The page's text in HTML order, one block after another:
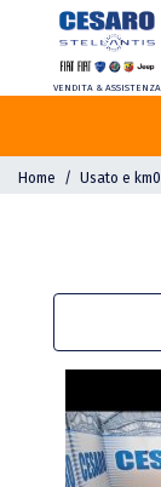
VENDITA & ASSISTENZA
Home Usato e km0